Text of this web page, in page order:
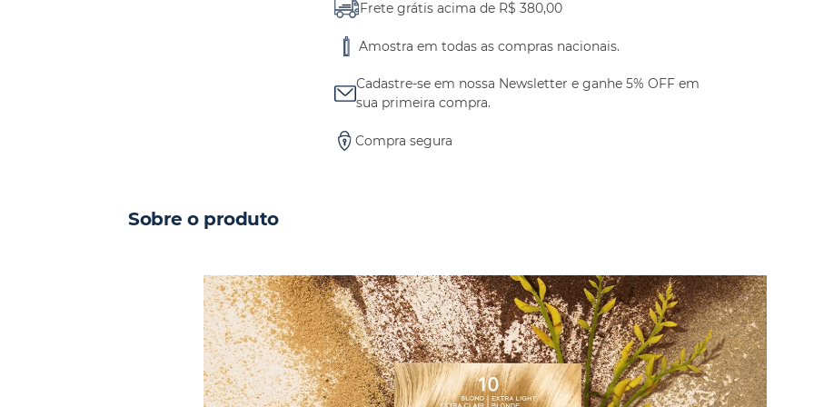
Frete grátis acima de R$ 380,00
Amostra em todas as compras nacionais.
Cadastre-se em nossa Newsletter e ganhe 5% OFF em
sua primeira compra.
Compra segura
Sobre o produto